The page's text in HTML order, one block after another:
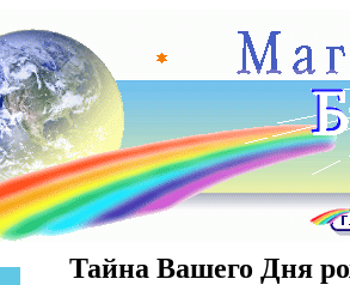
Тайна Вашего Дня